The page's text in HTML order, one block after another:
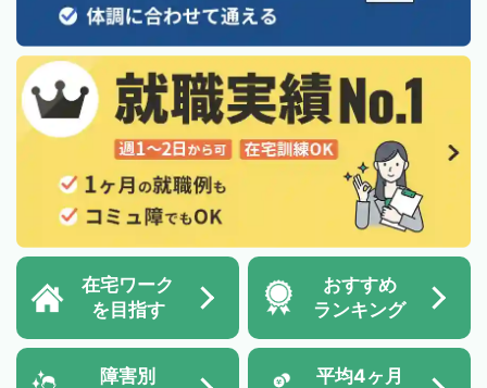
在宅ワーク
を目指す
おすすめ
ランキング
障害別
平均4ヶ月